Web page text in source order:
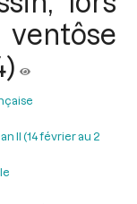
II (14 février au 2